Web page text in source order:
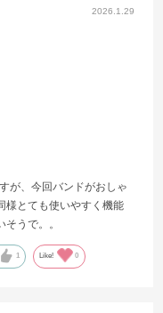
2026.1.29
が、今回バンドがおしゃ
様とても使いやすく機能
うで。。
1 Like! 0